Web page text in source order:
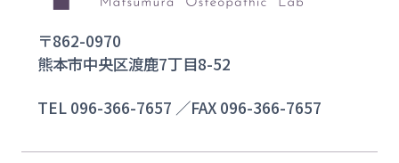
〒862-0970
熊本市中央区渡鹿7丁目8-52
TEL 096-366-7657 ／FAX 096-366-7657